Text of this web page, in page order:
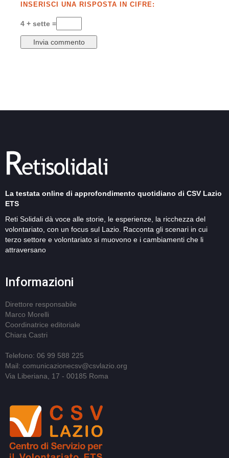
INSERISCI UNA RISPOSTA IN CIFRE:
4 + sette =
La testata online di approfondimento quotidiano di CSV Lazio
ETS
Reti Solidali dà voce alle storie, le esperienze, la ricchezza del
volontariato, con un focus sul Lazio. Racconta gli scenari in cui
terzo settore e volontariato si muovono e i cambiamenti che li
attraversano
Informazioni
Direttore responsabile
Marco Morelli
Coordinatrice editoriale
Chiara Castri
Telefono: 06 99 588 225
Mail: comunicazionecsv@csvlazio.org
Via Liberiana, 17 - 00185 Roma